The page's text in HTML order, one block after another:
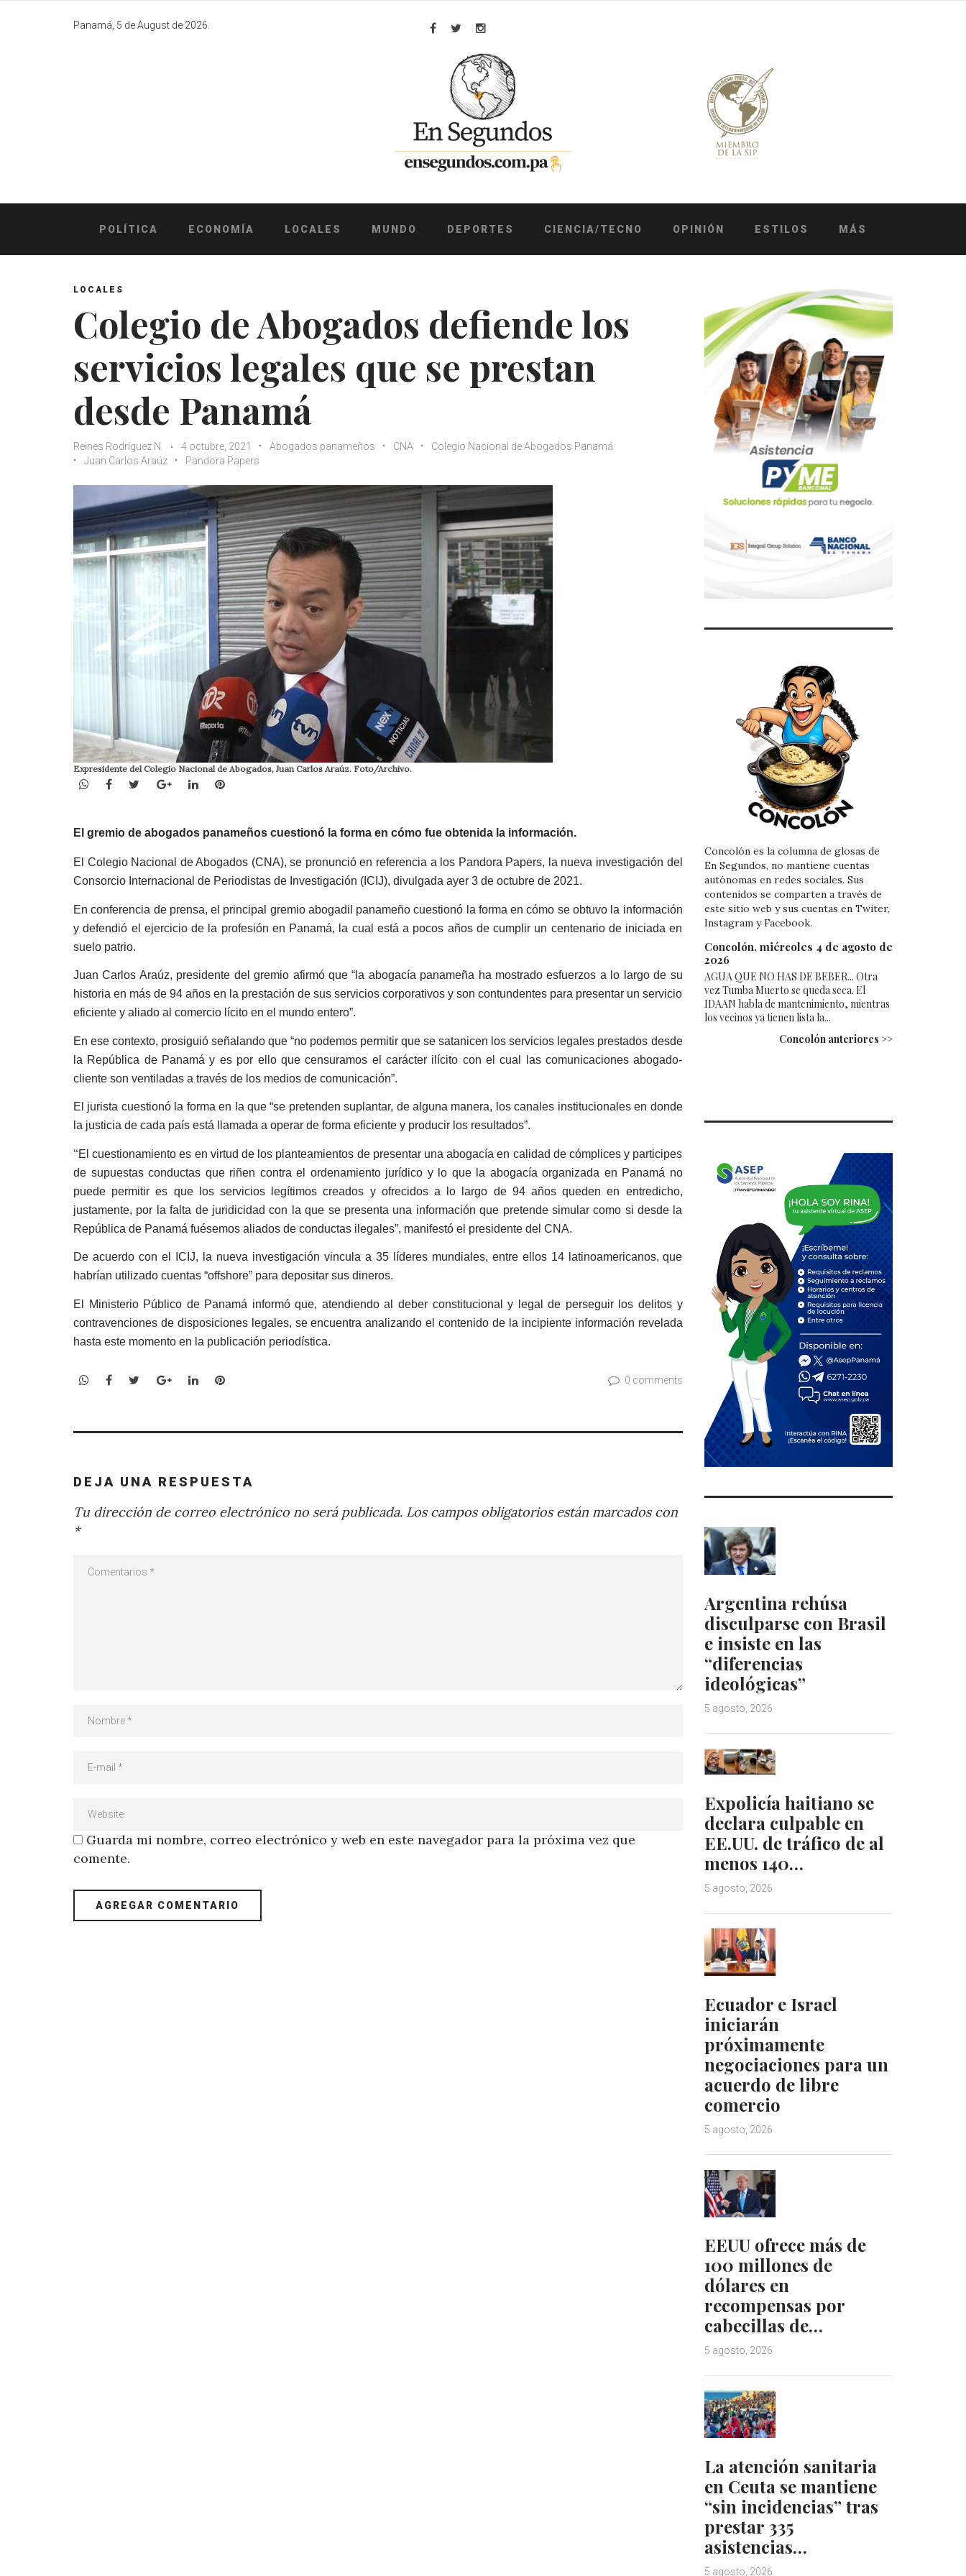
Panamá, 5 de August de 2026.
Facebook
TwitterInstagram
POLÍTICA ECONOMÍA LOCALES MUNDO DEPORTES CIENCIA/TECNO OPINIÓN ESTILOS MÁS
LOCALES
Colegio de Abogados defiende los
servicios legales que se prestan
desde Panamá
Reines Rodríguez N. 4 octubre, 2021 Abogados panameños CNA
Colegio Nacional de Abogados Panamá
Juan Carlos Araúz
Pandora Papers
Expresidente del Colegio Nacional de Abogados, Juan Carlos Araúz. Foto/Archivo.
WhatsApp
Facebook
TwitterGoogle+LinkedInPinterest
El gremio de abogados panameños cuestionó la forma en cómo fue obtenida la información.
El Colegio Nacional de Abogados (CNA), se pronunció en referencia a los Pandora Papers, la nueva investigación del
Consorcio Internacional de Periodistas de Investigación (ICIJ), divulgada ayer 3 de octubre de 2021.
En conferencia de prensa, el principal gremio abogadil panameño cuestionó la forma en cómo se obtuvo la información
y defendió el ejercicio de la profesión en Panamá, la cual está a pocos años de cumplir un centenario de iniciada en
suelo patrio.
Juan Carlos Araúz, presidente del gremio afirmó que “la abogacía panameña ha mostrado esfuerzos a lo largo de su
historia en más de 94 años en la prestación de sus servicios corporativos y son contundentes para presentar un servicio
eficiente y aliado al comercio lícito en el mundo entero”.
En ese contexto, prosiguió señalando que “no podemos permitir que se satanicen los servicios legales prestados desde
la República de Panamá y es por ello que censuramos el carácter ilícito con el cual las comunicaciones abogado-
cliente son ventiladas a través de los medios de comunicación”.
El jurista cuestionó la forma en la que “se pretenden suplantar, de alguna manera, los canales institucionales en donde
la justicia de cada país está llamada a operar de forma eficiente y producir los resultados”.
“El cuestionamiento es en virtud de los planteamientos de presentar una abogacía en calidad de cómplices y participes
de supuestas conductas que riñen contra el ordenamiento jurídico y lo que la abogacía organizada en Panamá no
puede permitir es que los servicios legítimos creados y ofrecidos a lo largo de 94 años queden en entredicho,
justamente, por la falta de juridicidad con la que se presenta una información que pretende simular como si desde la
República de Panamá fuésemos aliados de conductas ilegales”, manifestó el presidente del CNA.
De acuerdo con el ICIJ, la nueva investigación vincula a 35 líderes mundiales, entre ellos 14 latinoamericanos, que
habrían utilizado cuentas “offshore” para depositar sus dineros.
El Ministerio Público de Panamá informó que, atendiendo al deber constitucional y legal de perseguir los delitos y
contravenciones de disposiciones legales, se encuentra analizando el contenido de la incipiente información revelada
hasta este momento en la publicación periodística.
WhatsApp
Facebook
TwitterGoogle+LinkedInPinterest 0 comments
DEJA UNA RESPUESTA
Tu dirección de correo electrónico no será publicada. Los campos obligatorios están marcados con
*
Guarda mi nombre, correo electrónico y web en este navegador para la próxima vez que
comente.
Concolón es la columna de glosas de
En Segundos, no mantiene cuentas
autónomas en redes sociales. Sus
contenidos se comparten a través de
este sitio web y sus cuentas en Twiter,
Instagram y Facebook.
Concolón, miércoles 4 de agosto de
2026
AGUA QUE NO HAS DE BEBER... Otra
vez Tumba Muerto se queda seca. El
IDAAN habla de mantenimiento, mientras
los vecinos ya tienen lista la...
Concolón anteriores >>
Argentina rehúsa
disculparse con Brasil
e insiste en las
“diferencias
ideológicas”
5 agosto, 2026
Expolicía haitiano se
declara culpable en
EE.UU. de tráfico de al
menos 140…
5 agosto, 2026
Ecuador e Israel
iniciarán
próximamente
negociaciones para un
acuerdo de libre
comercio
5 agosto, 2026
EEUU ofrece más de
100 millones de
dólares en
recompensas por
cabecillas de…
5 agosto, 2026
La atención sanitaria
en Ceuta se mantiene
“sin incidencias” tras
prestar 335
asistencias…
5 agosto, 2026